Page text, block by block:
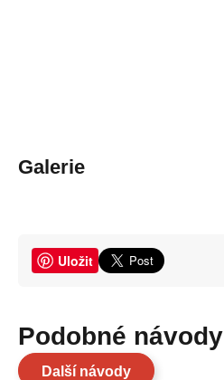
Galerie
Uložit
Podobné návody
Další návody